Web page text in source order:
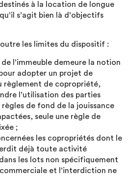
à la location de longue
s’agit bien là d’objectifs
les limites du dispositif :
l’immeuble demeure la notion
adopter un projet de
règlement de copropriété,
l’utilisation des parties
règles de fond de la jouissance
seule une règle de
;
les copropriétés dont le
déjà toute activité
les lots non spécifiquement
et l’interdiction ne